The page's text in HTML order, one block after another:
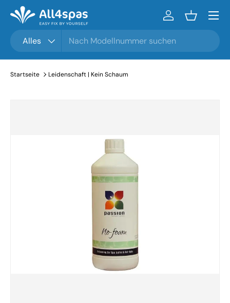
Zum Inhalt gehen
Alles
Einloggen
Menü
Startseite Leidenschaft | Kein Schaum